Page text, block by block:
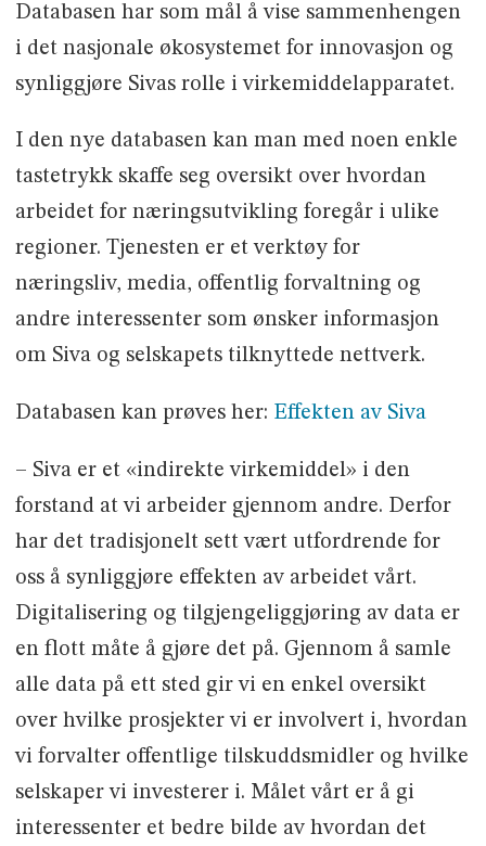
Databasen har som mål å vise sammenhengen
i det nasjonale økosystemet for innovasjon og
synliggjøre Sivas rolle i virkemiddelapparatet.
I den nye databasen kan man med noen enkle
tastetrykk skaffe seg oversikt over hvordan
arbeidet for næringsutvikling foregår i ulike
regioner. Tjenesten er et verktøy for
næringsliv, media, offentlig forvaltning og
andre interessenter som ønsker informasjon
om Siva og selskapets tilknyttede nettverk.
Databasen kan prøves her: Effekten av Siva
– Siva er et «indirekte virkemiddel» i den
forstand at vi arbeider gjennom andre. Derfor
har det tradisjonelt sett vært utfordrende for
oss å synliggjøre effekten av arbeidet vårt.
Digitalisering og tilgjengeliggjøring av data er
en flott måte å gjøre det på. Gjennom å samle
alle data på ett sted gir vi en enkel oversikt
over hvilke prosjekter vi er involvert i, hvordan
vi forvalter offentlige tilskuddsmidler og hvilke
selskaper vi investerer i. Målet vårt er å gi
interessenter et bedre bilde av hvordan det